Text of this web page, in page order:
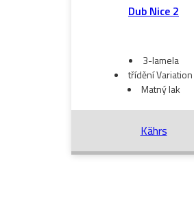
Dub Nice 2
3-lamela
třídění Variation
Matný lak
Kährs